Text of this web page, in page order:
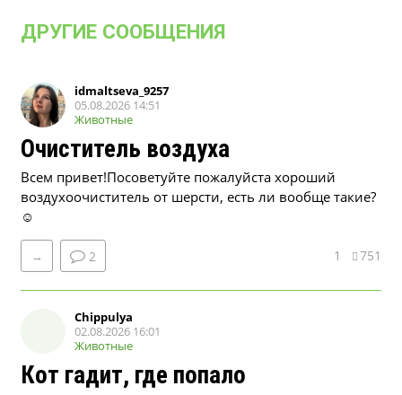
ДРУГИЕ СООБЩЕНИЯ
idmaltseva_9257
05.08.2026 14:51
Животные
Очиститель воздуха
Всем привет!Посоветуйте пожалуйста хороший
воздухоочиститель от шерсти, есть ли вообще такие?
☺
→ 2 1 751
Chippulya
02.08.2026 16:01
Животные
Кот гадит, где попало